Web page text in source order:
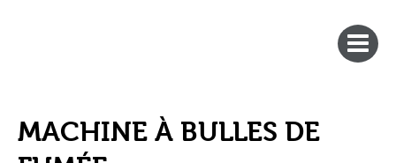
MACHINE À BULLES DE